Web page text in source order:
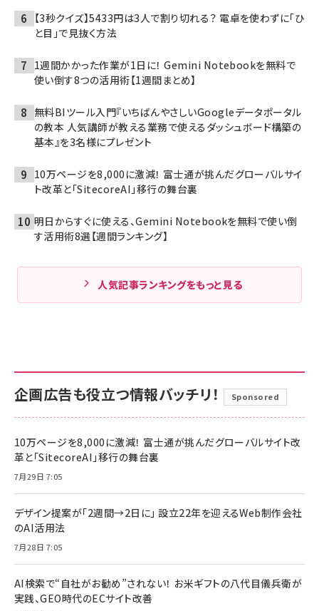
【3秒クイズ】5433円は3人で割り切れる？ 電卓を使わずに「ひ
と目」で見抜く方法
1週間かかった作業が1日に！ Gemini Notebookを無料で
使い倒す8つの活用術【1週間まとめ】
無料BIツール入門『いちばんやさしいGoogleデータポータル
の教本 人気講師が教える業務で使えるダッシュボード構築の
基本』を3名様にプレゼント
10万ページを8,000に激減！ 富士通が挑んだグローバルサイ
ト改革と「SitecoreAI」移行の舞台裏
明日からすぐに使える、Gemini Notebookを無料で使い倒
す活用術8選【週間ランキング】
人気記事ランキングをもっと見る
企画広告も役立つ情報バッチリ！ Sponsored
10万ページを8,000に激減！ 富士通が挑んだグローバルサイト改
革と「SitecoreAI」移行の舞台裏
7月29日 7:05
デザイン提案が「2週間→2日に」 設立22年を迎えるWeb制作会社
のAI活用法
7月28日 7:05
AI検索で“自社がお勧め”されない！ お米ギフトの八代目儀兵衛が
実践、GEO時代のECサイト改善